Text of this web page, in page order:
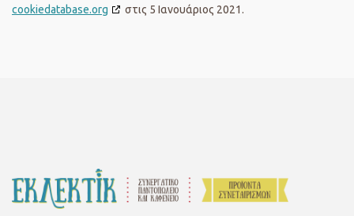
cookiedatabase.org
στις 5 Ιανουάριος 2021.